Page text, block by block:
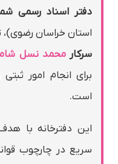
دفتر اسناد رسمی
استان خراسان
سرکارمحمد نسل
برای انجام امور
است.
این دفترخانه با
سریع در چارچوب